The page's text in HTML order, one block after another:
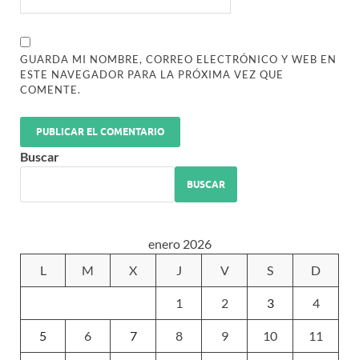
GUARDA MI NOMBRE, CORREO ELECTRÓNICO Y WEB EN
ESTE NAVEGADOR PARA LA PRÓXIMA VEZ QUE
COMENTE.
Buscar
BUSCAR
enero 2026
L
M X J V S D
1 2 3 4
5 6 7 8 9 10 11